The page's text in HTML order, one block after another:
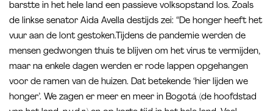
barstte in het hele land een passieve volksopstand los. Zoals
de linkse senator Aida Avella destijds zei: “De honger heeft het
vuur aan de lont gestoken.Tijdens de pandemie werden de
mensen gedwongen thuis te blijven om het virus te vermijden,
maar na enkele dagen werden er rode lappen opgehangen
voor de ramen van de huizen. Dat betekende ‘hier lijden we
honger’. We zagen er meer en meer in Bogotá (de hoofdstad